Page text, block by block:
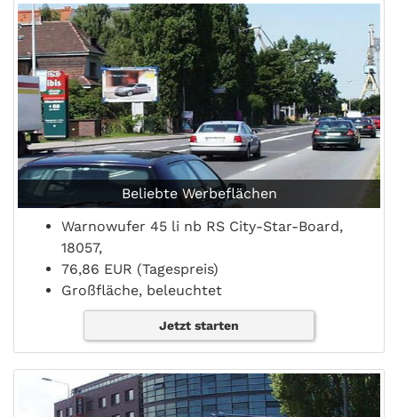
Beliebte Werbeflächen
Warnowufer 45 li nb RS City-Star-Board,
18057,
76,86 EUR (Tagespreis)
Großfläche, beleuchtet
Jetzt starten